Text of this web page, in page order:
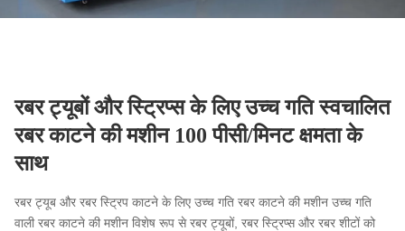
रबर ट्यूबों और स्ट्रिप्स के लिए उच्च गति स्वचालित
रबर काटने की मशीन 100 पीसी/मिनट क्षमता के
साथ
रबर ट्यूब और रबर स्ट्रिप काटने के लिए उच्च गति रबर काटने की मशीन उच्च गति
वाली रबर काटने की मशीन विशेष रूप से रबर ट्यूबों, रबर स्ट्रिप्स और रबर शीटों को